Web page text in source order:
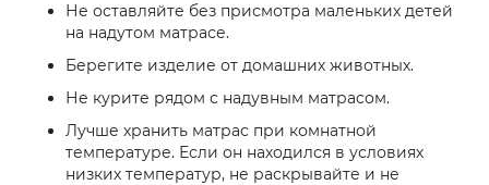
Не оставляйте без присмотра маленьких детей
на надутом матрасе.
Берегите изделие от домашних животных.
Не курите рядом с надувным матрасом.
Лучше хранить матрас при комнатной
температуре. Если он находился в условиях
низких температур, не раскрывайте и не